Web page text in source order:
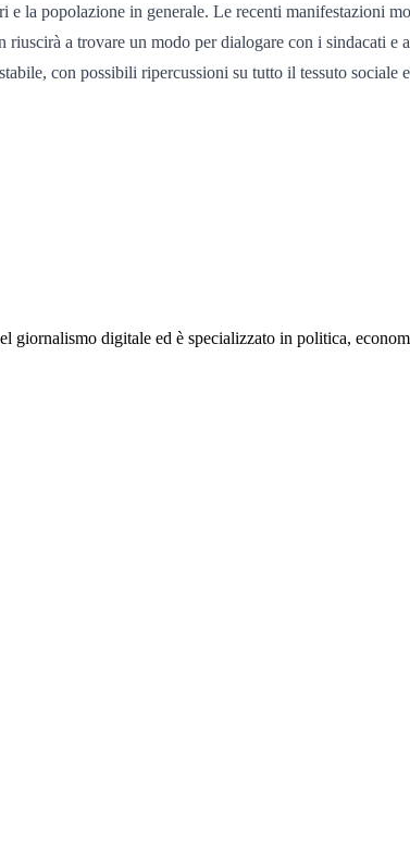
la popolazione in generale. Le recenti manifestazioni
a trovare un modo per dialogare con i sindacati e
con possibili ripercussioni su tutto il tessuto sociale
digitale ed è specializzato in politica,